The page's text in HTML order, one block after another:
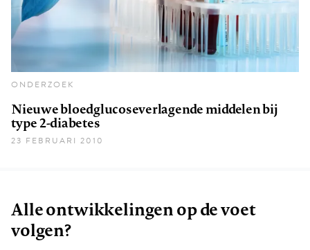
ONDERZOEK
Nieuwe bloedglucoseverlagende middelen bij
type 2-diabetes
23 FEBRUARI 2010
Alle ontwikkelingen op de voet
volgen?